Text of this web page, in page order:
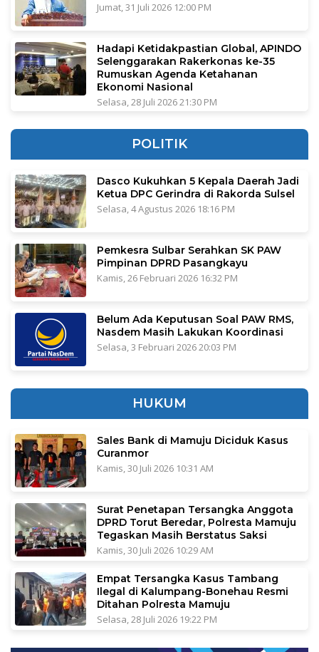
Jumat, 31 Juli 2026 12:00 PM
Hadapi Ketidakpastian Global, APINDO
Selenggarakan Rakerkonas ke-35
Rumuskan Agenda Ketahanan
Ekonomi Nasional
Selasa, 28 Juli 2026 21:30 PM
POLITIK
Dasco Kukuhkan 5 Kepala Daerah Jadi
Ketua DPC Gerindra di Rakorda Sulsel
Selasa, 4 Agustus 2026 18:16 PM
Pemkesra Sulbar Serahkan SK PAW
Pimpinan DPRD Pasangkayu
Kamis, 26 Februari 2026 16:32 PM
Belum Ada Keputusan Soal PAW RMS,
Nasdem Masih Lakukan Koordinasi
Selasa, 3 Februari 2026 20:03 PM
HUKUM
Sales Bank di Mamuju Diciduk Kasus
Curanmor
Kamis, 30 Juli 2026 10:31 AM
Surat Penetapan Tersangka Anggota
DPRD Torut Beredar, Polresta Mamuju
Tegaskan Masih Berstatus Saksi
Kamis, 30 Juli 2026 10:29 AM
Empat Tersangka Kasus Tambang
Ilegal di Kalumpang-Bonehau Resmi
Ditahan Polresta Mamuju
Selasa, 28 Juli 2026 19:22 PM